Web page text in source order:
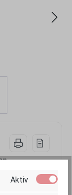
ca. 7
Aktiv